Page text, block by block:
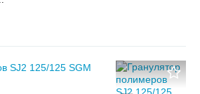
SJ2 125/125 SGM